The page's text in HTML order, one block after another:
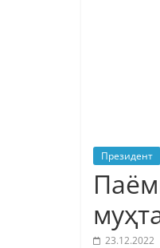
Президент
23.12.2022